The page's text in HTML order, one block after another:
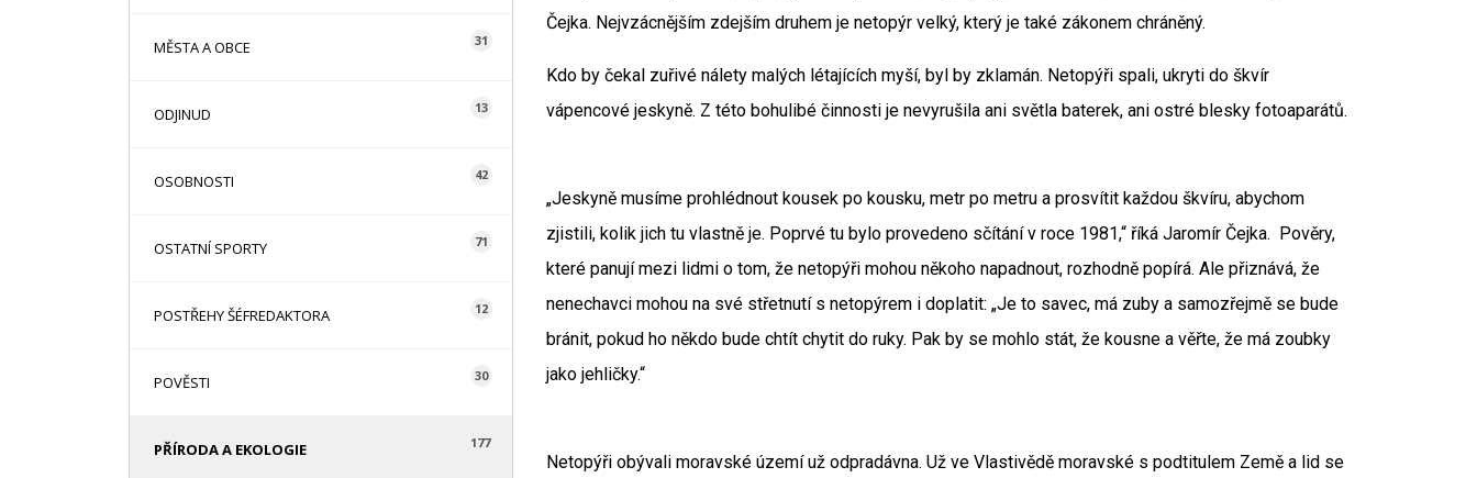
MĚSTA A OBCE 31
ODJINUD 13
OSOBNOSTI 42
OSTATNÍ SPORTY 71
POSTŘEHY ŠÉFREDAKTORA 12
POVĚSTI 30
PŘÍRODA A EKOLOGIE 177
Čejka. Nejvzácnějším zdejším druhem je netopýr velký, který je také zákonem chráněný.
Kdo by čekal zuřivé nálety malých létajících myší, byl by zklamán. Netopýři spali, ukryti do škvír
vápencové jeskyně. Z této bohulibé činnosti je nevyrušila ani světla baterek, ani ostré blesky fotoaparátů.
„Jeskyně musíme prohlédnout kousek po kousku, metr po metru a prosvítit každou škvíru, abychom
zjistili, kolik jich tu vlastně je. Poprvé tu bylo provedeno sčítání v roce 1981,“ říká Jaromír Čejka. Pověry,
které panují mezi lidmi o tom, že netopýři mohou někoho napadnout, rozhodně popírá. Ale přiznává, že
nenechavci mohou na své střetnutí s netopýrem i doplatit: „Je to savec, má zuby a samozřejmě se bude
bránit, pokud ho někdo bude chtít chytit do ruky. Pak by se mohlo stát, že kousne a věřte, že má zoubky
jako jehličky.“
Netopýři obývali moravské území už odpradávna. Už ve Vlastivědě moravské s podtitulem Země a lid se